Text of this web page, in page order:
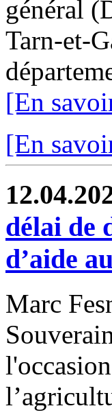
général
Tarn-et-
[En
[En
délai de
d’aide
Marc